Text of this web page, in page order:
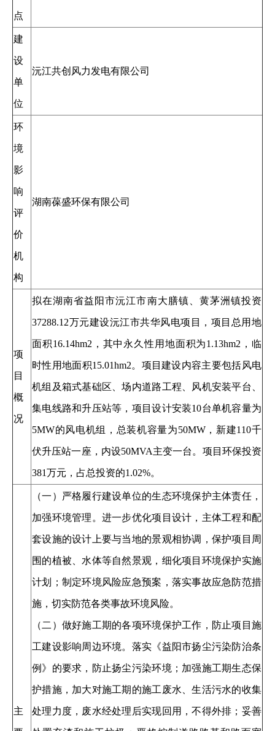
点
建
设
单
位
沅江共创风力发电有限公司
环
境
影
响
评
价
机
构
湖南葆盛环保有限公司
项
目
概
况
拟在湖南省益阳市沅江市南大膳镇、黄茅洲镇投资
37288.12万元建设沅江市共华风电项目，项目总用地
面积16.14hm2，其中永久性用地面积为1.13hm2，临
时性用地面积15.01hm2。项目建设内容主要包括风电
机组及箱式基础区、场内道路工程、风机安装平台、
集电线路和升压站等，项目设计安装10台单机容量为
5MW的风电机组，总装机容量为50MW，新建110千
伏升压站一座，内设50MVA主变一台。项目环保投资
381万元，占总投资的1.02%。
主
（一）严格履行建设单位的生态环境保护主体责任，
加强环境管理。进一步优化项目设计，主体工程和配
套设施的设计上要与当地的景观相协调，保护项目周
围的植被、水体等自然景观，细化项目环境保护实施
计划；制定环境风险应急预案，落实事故应急防范措
施，切实防范各类事故环境风险。
（二）做好施工期的各项环境保护工作，防止项目施
工建设影响周边环境。落实《益阳市扬尘污染防治条
例》的要求，防止扬尘污染环境；加强施工期生态保
护措施，加大对施工期的施工废水、生活污水的收集
处理力度，废水经处理后实现回用，不得外排；妥善